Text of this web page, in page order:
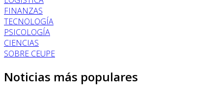
FINANZAS
TECNOLOGÍA
PSICOLOGÍA
CIENCIAS
SOBRE CEUPE
Noticias más populares